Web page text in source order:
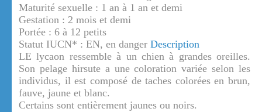
Maturité sexuelle : 1 an à 1 an et demi
Gestation : 2 mois et demi
Portée : 6 à 12 petits
Statut IUCN* : EN, en danger Description
LE lycaon ressemble à un chien à grandes oreilles.
Son pelage hirsute a une coloration variée selon les
individus, il est composé de taches colorées en brun,
fauve, jaune et blanc.
Certains sont entièrement jaunes ou noirs.